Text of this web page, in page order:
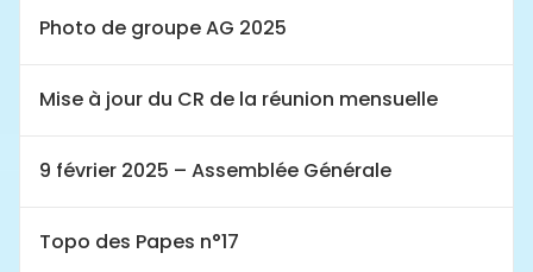
Photo de groupe AG 2025
Mise à jour du CR de la réunion mensuelle
9 février 2025 – Assemblée Générale
Topo des Papes n°17